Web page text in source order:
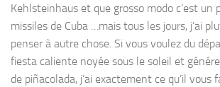
Kehlsteinhaus et que grosso modo c’est un
missiles de Cuba …mais tous les jours, j’ai
penser à autre chose. Si vous voulez du
fiesta caliente noyée sous le soleil et
de piñacolada, j’ai exactement ce qu’il vous